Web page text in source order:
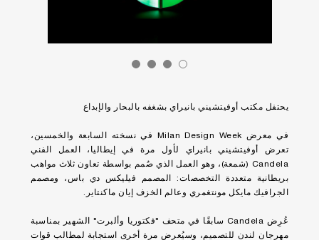
يحتفل مكتب أوفيتشيني بانيراي بشغفه بالبحار والإبداع
في معرض Milan Design Week في نسخته السابعة والخمسين،
تعرض أوفيتشيني بانيراي لأول مرة في إيطاليا، العمل الفني
Candela (شمعة)، وهو العمل الذي صُمم بواسطة تعاون ثلاث مواهب
بريطانية متعددة التخصصات: المصمم فيليكس دي باس، ومصمم
الجرافيك مايكل مونتغمري وعالم الخزف إيان ماكنتاير.
عُرِض Candela سابقًا في متحف "فكتوريا وألبرت" الشهير بمناسبة
مهرجان لندن للتصميم، وسيُعرض مرة أخرى استجابة لمطالب قوات